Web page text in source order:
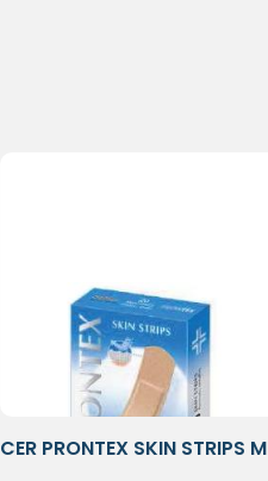
CER PRONTEX SKIN STRIPS M